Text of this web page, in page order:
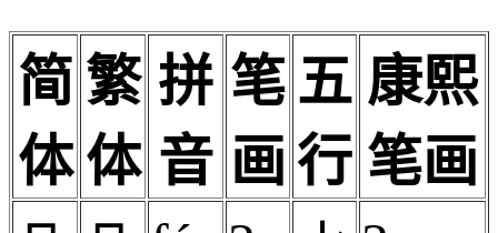
简
体
繁
体
拼
音
笔
画
五
行
康熙
笔画